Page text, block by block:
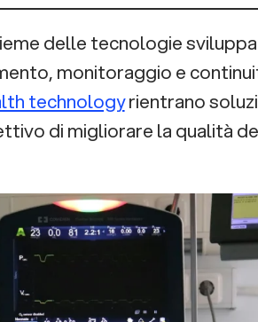
delle tecnologie
monitoraggio e
technologyrientrano
di migliorare la qualità